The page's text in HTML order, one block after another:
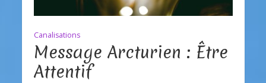
Canalisations
Message Arcturien : Être
Attentif